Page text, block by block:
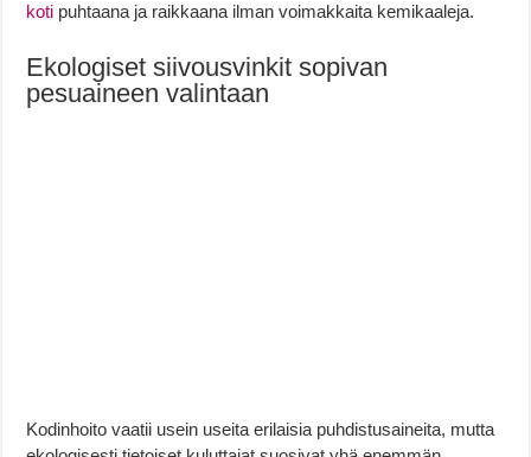
koti puhtaana ja raikkaana ilman voimakkaita kemikaaleja.
Ekologiset siivousvinkit sopivan
pesuaineen valintaan
Kodinhoito vaatii usein useita erilaisia puhdistusaineita, mutta